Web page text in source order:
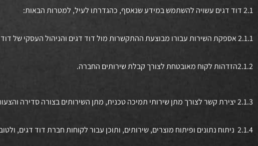
2.1 דוד דגים עשויה להשתמש במידע שנאסף, כהגדרתו לעיל, למטרות הבאות:
2.1.1 אספקת השירות עבורו מבוצעת ההתקשרות מול דוד דגים והניהול העסקי של דוד דגים. (לרבות, לצרכים חשבונאיים, דיוור ללקוחות וניהול רישומים פנימיים).
2.1.2הזדהות לקוח מאובטחת לצורך קבלת שירותים החברה.
2.1.3 יצירת קשר לצורך מתן שירותי תמיכה טכנית, מתן השירותים בצורה סדירה והצעות של מוצרים ו/או שירותים נוספים, אגב קבלת השירותים החברה או מחברות קשורות.
2.1.4 ניתוח נתונים ופיתוח מוצרים, שירותים, ותוכן עבור לקוחות חברת דוד דגים, ולטובת התאמה אישית של השירותים, המוצרים, והתוכן של דוד דגים ללקוחותיה.